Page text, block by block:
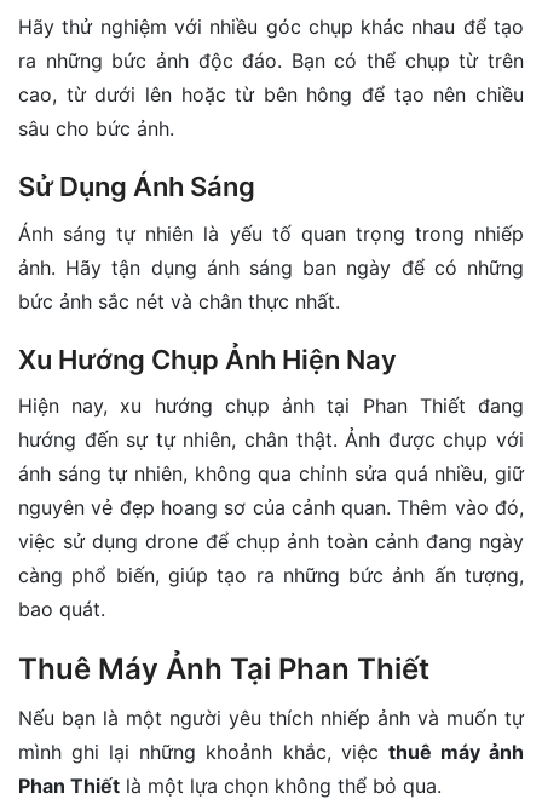
Hãy thử nghiệm với nhiều góc chụp khác nhau để tạo
ra những bức ảnh độc đáo. Bạn có thể chụp từ trên
cao, từ dưới lên hoặc từ bên hông để tạo nên chiều
sâu cho bức ảnh.
Sử Dụng Ánh Sáng
Ánh sáng tự nhiên là yếu tố quan trọng trong nhiếp
ảnh. Hãy tận dụng ánh sáng ban ngày để có những
bức ảnh sắc nét và chân thực nhất.
Xu Hướng Chụp Ảnh Hiện Nay
Hiện nay, xu hướng chụp ảnh tại Phan Thiết đang
hướng đến sự tự nhiên, chân thật. Ảnh được chụp với
ánh sáng tự nhiên, không qua chỉnh sửa quá nhiều, giữ
nguyên vẻ đẹp hoang sơ của cảnh quan. Thêm vào đó,
việc sử dụng drone để chụp ảnh toàn cảnh đang ngày
càng phổ biến, giúp tạo ra những bức ảnh ấn tượng,
bao quát.
Thuê Máy Ảnh Tại Phan Thiết
Nếu bạn là một người yêu thích nhiếp ảnh và muốn tự
mình ghi lại những khoảnh khắc, việc thuê máy ảnh
Phan Thiết là một lựa chọn không thể bỏ qua.